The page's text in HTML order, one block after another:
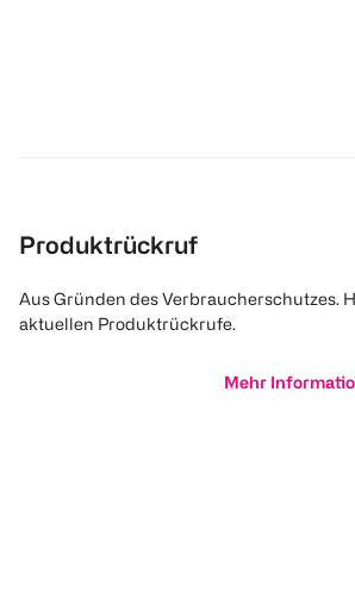
Produktrückruf
Aus Gründen des Verbraucherschutzes.
aktuellen Produktrückrufe.
Mehr